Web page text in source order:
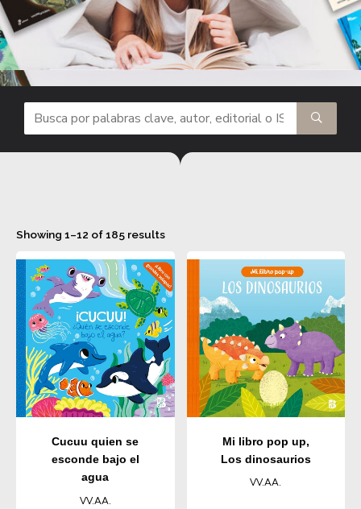
Showing 1–12 of 185 results
Cucuu quien se
esconde bajo el
agua
VV.AA.
Mi libro pop up,
Los dinosaurios
VV.AA.